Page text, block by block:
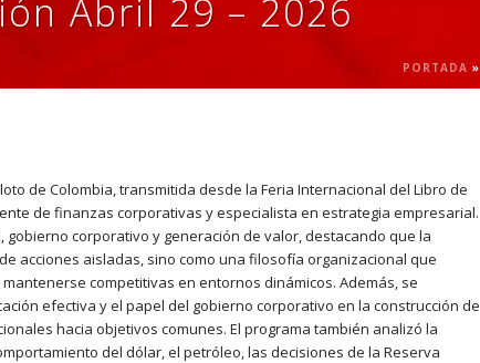
Abril 29 – 2026
PORTADA »
de Colombia, transmitida desde la Feria Internacional del Libro de
de finanzas corporativas y especialista en estrategia empresarial.
corporativo y generación de valor, destacando que la
acciones aisladas, sino como una filosofía organizacional que
competitivas en entornos dinámicos. Además, se
efectiva y el papel del gobierno corporativo en la construcción de
hacia objetivos comunes. El programa también analizó la
del dólar, el petróleo, las decisiones de la Reserva